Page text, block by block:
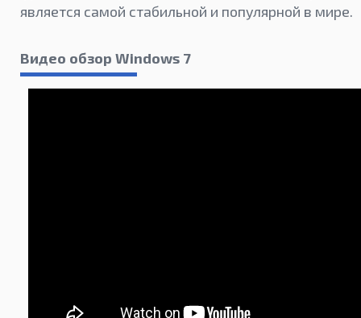
является самой стабильной и популярной в мире.
Видео обзор Windows 7